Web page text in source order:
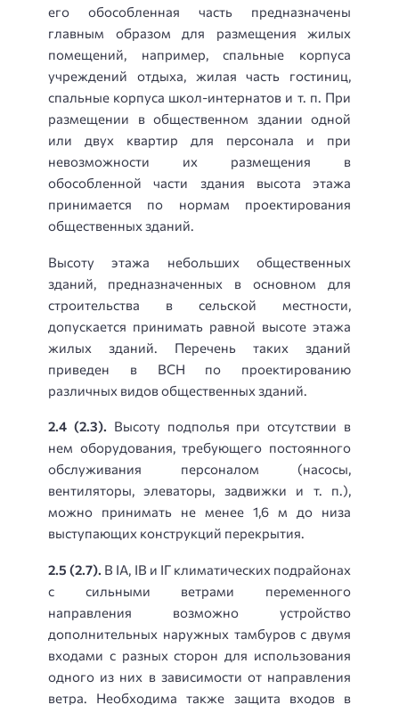
его обособленная часть предназначены
главным образом для размещения жилых
помещений, например, спальные корпуса
учреждений отдыха, жилая часть гостиниц,
спальные корпуса школ-интернатов и т. п. При
размещении в общественном здании одной
или двух квартир для персонала и при
невозможности их размещения в
обособленной части здания высота этажа
принимается по нормам проектирования
общественных зданий.
Высоту этажа небольших общественных
зданий, предназначенных в основном для
строительства в сельской местности,
допускается принимать равной высоте этажа
жилых зданий. Перечень таких зданий
приведен в ВСН по проектированию
различных видов общественных зданий.
2.4 (2.3). Высоту подполья при отсутствии в
нем оборудования, требующего постоянного
обслуживания персоналом (насосы,
вентиляторы, элеваторы, задвижки и т. п.),
можно принимать не менее 1,6 м до низа
выступающих конструкций перекрытия.
2.5 (2.7). В IА, IВ и IГ климатических подрайонах
с сильными ветрами переменного
направления возможно устройство
дополнительных наружных тамбуров с двумя
входами с разных сторон для использования
одного из них в зависимости от направления
ветра. Необходима также защита входов в